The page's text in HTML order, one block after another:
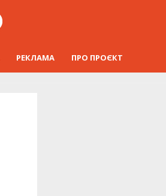
РЕКЛАМА ПРО ПРОЄКТ